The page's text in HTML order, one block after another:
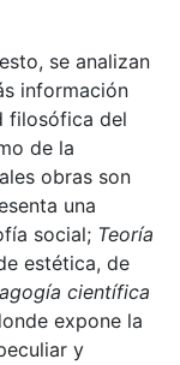
se analizan
información
filosófica del
de la
obras son
una
social; Teoría
estética, de
científica
expone la
y